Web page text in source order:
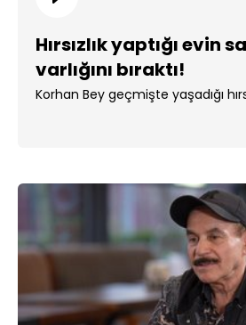
Hırsızlık yaptığı evin
varlığını bıraktı!
Korhan Bey geçmişte yaşadığı